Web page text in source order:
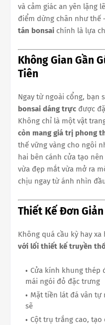
và cảm giác an yên lặng
điểm dừng chân như thế
tán bonsai chính là lựa
Không Gian Gần
Tiên
Ngay từ ngoài cổng, bạn
bonsai dáng trực được
Không chỉ là một vật
còn mang giá trị phong
thế vững vàng cho ngôi
hai bên cánh cửa tạo nên
vừa đẹp mắt vừa mở ra
chịu ngay từ ánh nhìn
Thiết Kế Đơn
Không quá cầu kỳ hay xa
với lối thiết kế truyền
Cửa kính khung thép
mái ngói đỏ đặc trưng
Mặt tiền lát đá vân tự
sẽ
Cột trụ trắng cao,